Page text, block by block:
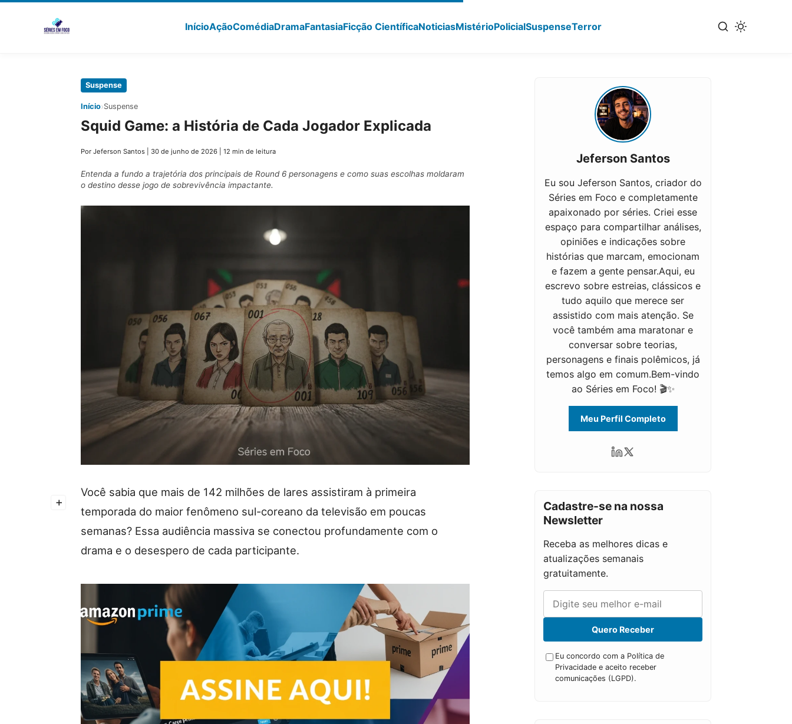
InícioAçãoComédiaDramaFantasiaFicção CientíficaNoticiasMistérioPolicialSuspenseTerror
Suspense
Início›Suspense
Squid Game: a História de Cada Jogador Explicada
Por Jeferson Santos 30 de junho de 2026 12 min de leitura
Entenda a fundo a trajetória dos principais de Round 6 personagens e como suas escolhas moldaram
o destino desse jogo de sobrevivência impactante.
+
Você sabia que mais de 142 milhões de lares assistiram à primeira
temporada do maior fenômeno sul-coreano da televisão em poucas
semanas? Essa audiência massiva se conectou profundamente com o
drama e o desespero de cada participante.
Jeferson Santos
Eu sou Jeferson Santos, criador do
Séries em Foco e completamente
apaixonado por séries. Criei esse
espaço para compartilhar análises,
opiniões e indicações sobre
histórias que marcam, emocionam
e fazem a gente pensar.Aqui, eu
escrevo sobre estreias, clássicos e
tudo aquilo que merece ser
assistido com mais atenção. Se
você também ama maratonar e
conversar sobre teorias,
personagens e finais polêmicos, já
temos algo em comum.Bem-vindo
ao Séries em Foco! 🎬✨
Meu Perfil Completo
Cadastre-se na nossa
Newsletter
Receba as melhores dicas e
atualizações semanais
gratuitamente.
Quero Receber
Eu concordo com a Política de
Privacidade e aceito receber
comunicações (LGPD).